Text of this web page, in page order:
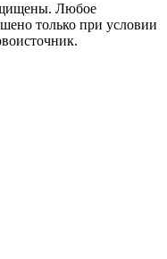
Любое
только при условии